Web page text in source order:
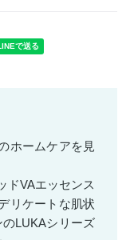
ホームケアを見
ドVAエッセンス
リケートな肌状
LUKAシリーズ